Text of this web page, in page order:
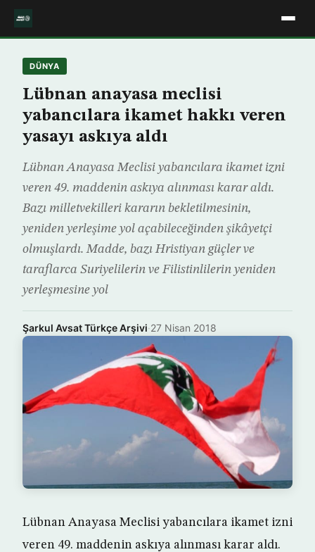
DÜNYA
Lübnan anayasa meclisi
yabancılara ikamet hakkı veren
yasayı askıya aldı
Lübnan Anayasa Meclisi yabancılara ikamet izni
veren 49. maddenin askıya alınması karar aldı.
Bazı milletvekilleri kararın bekletilmesinin,
yeniden yerleşime yol açabileceğinden şikâyetçi
olmuşlardı. Madde, bazı Hristiyan güçler ve
taraflarca Suriyelilerin ve Filistinlilerin yeniden
yerleşmesine yol
Şarkul Avsat Türkçe Arşivi·27 Nisan 2018
Lübnan Anayasa Meclisi yabancılara ikamet izni
veren 49. maddenin askıya alınması karar aldı.